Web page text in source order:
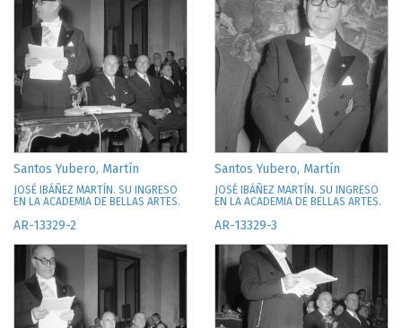
Santos Yubero, Martín
JOSÉ IBÁÑEZ MARTÍN. SU INGRESO
EN LA ACADEMIA DE BELLAS ARTES.
Santos Yubero, Martín
JOSÉ IBÁÑEZ MARTÍN. SU INGRESO
EN LA ACADEMIA DE BELLAS ARTES.
AR-13329-2 AR-13329-3